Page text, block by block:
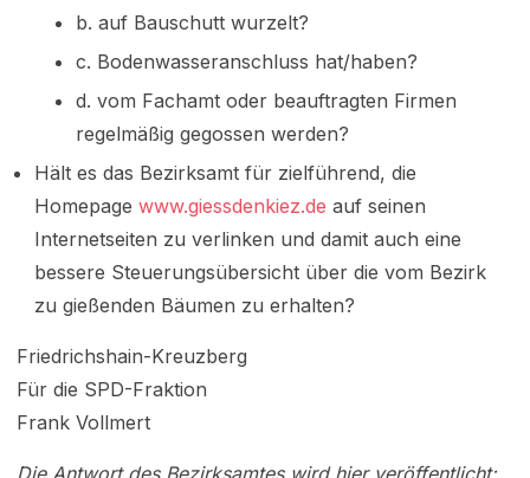
b. auf Bauschutt wurzelt?
c. Bodenwasseranschluss hat/haben?
d. vom Fachamt oder beauftragten Firmen
regelmäßig gegossen werden?
Hält es das Bezirksamt für zielführend, die
Homepage www.giessdenkiez.de auf seinen
Internetseiten zu verlinken und damit auch eine
bessere Steuerungsübersicht über die vom Bezirk
zu gießenden Bäumen zu erhalten?
Friedrichshain-Kreuzberg
Für die SPD-Fraktion
Frank Vollmert